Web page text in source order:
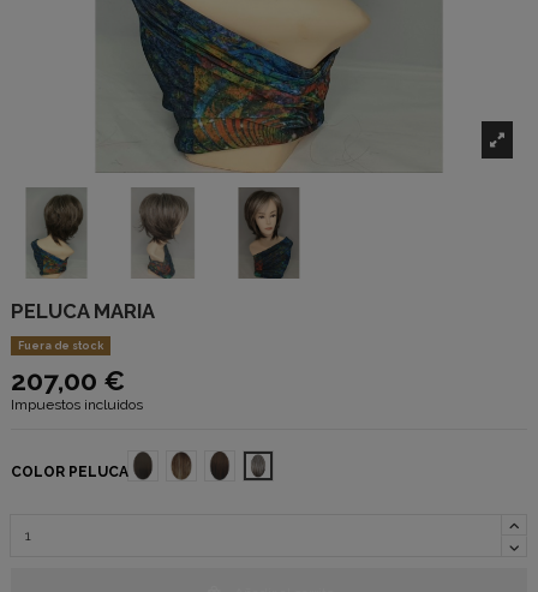
PELUCA MARIA
Fuera de stock
207,00 €
Impuestos incluidos
COLOR PELUCA Castaño Oscuro DCH
Media SHMedium TBCana Media SS